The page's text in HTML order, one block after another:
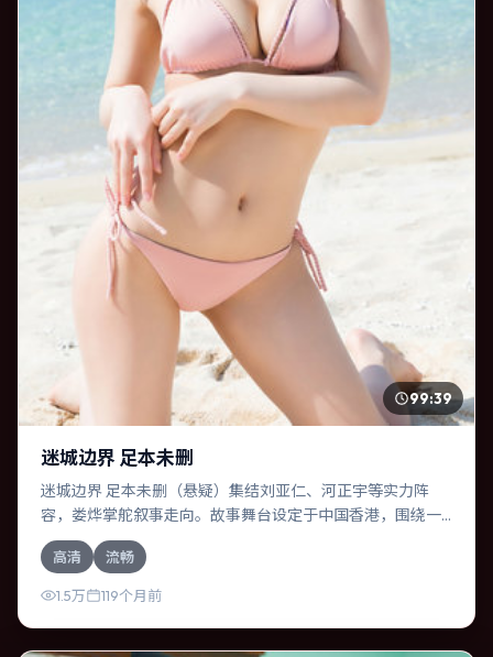
99:39
迷城边界 足本未删
迷城边界 足本未删（悬疑）集结刘亚仁、河正宇等实力阵
容，娄烨掌舵叙事走向。故事舞台设定于中国香港，围绕一
次意外选择展开连锁反应；配乐与色彩高度服务于主题，结
尾留白耐人寻味。
高清 流畅
1.5万 119个月前